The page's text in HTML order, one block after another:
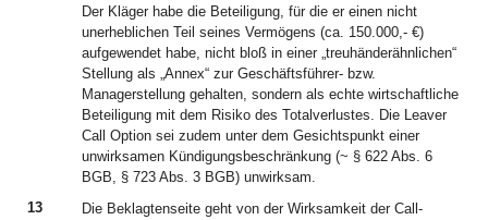
Der Kläger habe die Beteiligung, für die er einen nicht
unerheblichen Teil seines Vermögens (ca. 150.000,- €)
aufgewendet habe, nicht bloß in einer „treuhänderähnlichen“
Stellung als „Annex“ zur Geschäftsführer- bzw.
Managerstellung gehalten, sondern als echte wirtschaftliche
Beteiligung mit dem Risiko des Totalverlustes. Die Leaver
Call Option sei zudem unter dem Gesichtspunkt einer
unwirksamen Kündigungsbeschränkung (~ § 622 Abs. 6
BGB, § 723 Abs. 3 BGB) unwirksam.
13
Die Beklagtenseite geht von der Wirksamkeit der Call-